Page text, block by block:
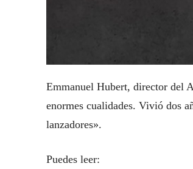
Emmanuel Hubert, director del
enormes cualidades. Vivió dos
lanzadores».
Puedes leer: